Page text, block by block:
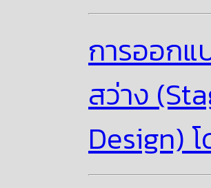
การออกแ
สว่าง
Design)